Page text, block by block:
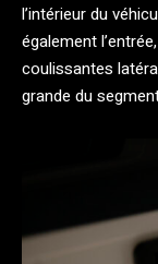
l’intérieur du
également
coulissantes
grande du